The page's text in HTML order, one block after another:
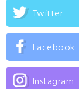
Twitter
Facebook
Instagram